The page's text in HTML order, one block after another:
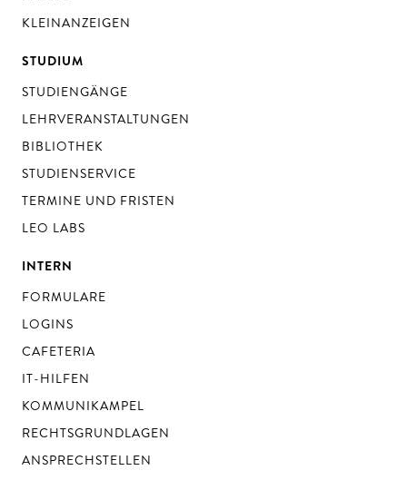
KLEINANZEIGEN
STUDIUM
STUDIENGÄNGE
LEHRVERANSTALTUNGEN
BIBLIOTHEK
STUDIENSERVICE
TERMINE UND FRISTEN
LEO LABS
INTERN
FORMULARE
LOGINS
CAFETERIA
IT-HILFEN
KOMMUNIKAMPEL
RECHTSGRUNDLAGEN
ANSPRECHSTELLEN